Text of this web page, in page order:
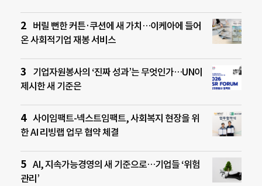
버릴 뻔한 커튼·쿠션에 새 가치…이케아에 들어
온 사회적기업 재봉 서비스
기업자원봉사의 ‘진짜 성과’는 무엇인가…UN이
제시한 새 기준은
사이임팩트-넥스트임팩트, 사회복지 현장을 위
한 AI 리빙랩 업무 협약 체결
AI, 지속가능경영의 새 기준으로…기업들 ‘위험
관리’